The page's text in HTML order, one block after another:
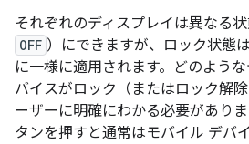
それぞれのディスプレイは異なる
OFF ）にできますが、ロック状態
に一様に適用されます。どのよう
バイスがロック（またはロック解
ーザーに明確にわかる必要があり
タンを押すと通常はモバイル デバ